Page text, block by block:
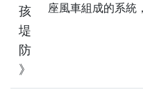
孩
堤
防
》
座風車組成的系統